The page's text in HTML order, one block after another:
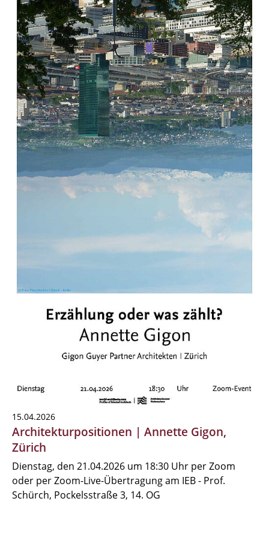
15.04.2026
Architekturpositionen | Annette Gigon,
Zürich
Dienstag, den 21.04.2026 um 18:30 Uhr per Zoom
oder per Zoom-Live-Übertragung am IEB - Prof.
Schürch, Pockelsstraße 3, 14. OG